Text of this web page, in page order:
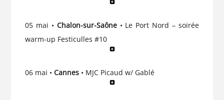
05 mai • Chalon-sur-Saône• Le Port Nord – soirée
warm-up Festiculles #10
06 mai • Cannes• MJC Picaud w/ Gablé